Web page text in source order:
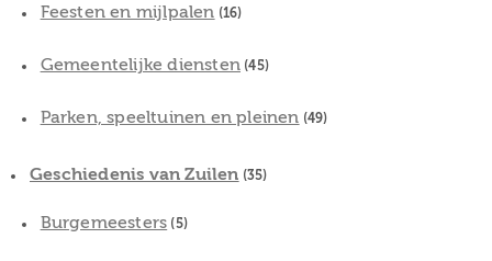
Feesten en mijlpalen (16)
Gemeentelijke diensten (45)
Parken, speeltuinen en pleinen (49)
Geschiedenis van Zuilen (35)
Burgemeesters (5)